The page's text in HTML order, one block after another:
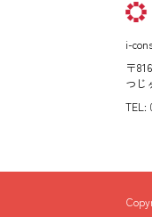
i-
〒
つじ
TEL: